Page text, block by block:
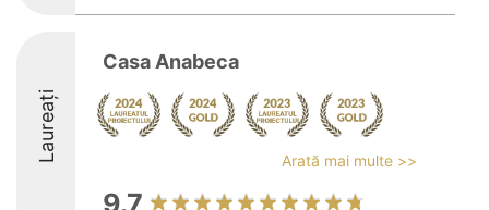
Laureați
Casa Anabeca
Arată mai multe >>
9.7